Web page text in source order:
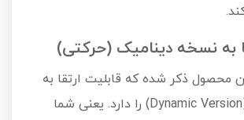
به نسخه دینامیک (حرکتی)
محصول ذکر شده که قابلیت ارتقا به
نسخه متحرک (Dynamic Version) را دارد. یعنی شما